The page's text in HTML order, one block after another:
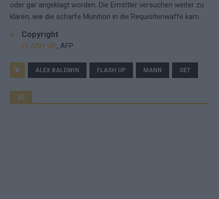
oder gar angeklagt worden. Die Ermittler versuchen weiter zu
klären, wie die scharfe Munition in die Requisitenwaffe kam.
Copyright
FLASH UP, AFP
ALEX BALDWIN FLASH UP MANN SET
AD